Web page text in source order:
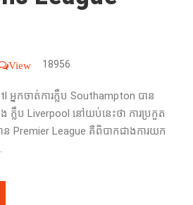
View 18956
នកចាត់ការ​ក្លឹប​ Southampton បាន​
ប​ Liverpool នៅ​យប់​នេះ​ថា​ ការ​ប្រកួត​
Premier League គឺ​ពិបាក​ជាង​ការ​យក​